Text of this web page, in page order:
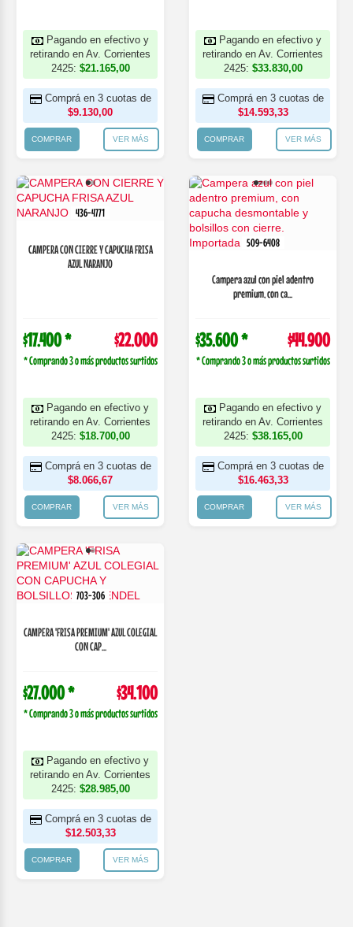
Pagando en efectivo y
retirando en Av. Corrientes
2425: $21.165,00
Comprá en 3 cuotas de
$9.130,00
COMPRAR VER MÁS
Pagando en efectivo y
retirando en Av. Corrientes
2425: $33.830,00
Comprá en 3 cuotas de
$14.593,33
COMPRAR VER MÁS
436-4771
CAMPERA CON CIERRE Y CAPUCHA FRISA
AZUL NARANJO
$17.400 * $22.000
* Comprando 3 o más productos surtidos
Pagando en efectivo y
retirando en Av. Corrientes
2425: $18.700,00
Comprá en 3 cuotas de
$8.066,67
COMPRAR VER MÁS
509-6408
Campera azul con piel adentro
premium, con ca...
$35.600 * $44.900
* Comprando 3 o más productos surtidos
Pagando en efectivo y
retirando en Av. Corrientes
2425: $38.165,00
Comprá en 3 cuotas de
$16.463,33
COMPRAR VER MÁS
703-306
CAMPERA 'FRISA PREMIUM' AZUL COLEGIAL
CON CAP...
$27.000 * $34.100
* Comprando 3 o más productos surtidos
Pagando en efectivo y
retirando en Av. Corrientes
2425: $28.985,00
Comprá en 3 cuotas de
$12.503,33
COMPRAR VER MÁS